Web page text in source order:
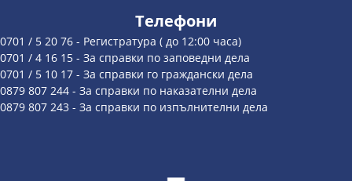
Телефони
0701 / 5 20 76 - Регистратура ( до 12:00 часа)
0701 / 4 16 15 - За справки по заповедни дела
0701 / 5 10 17 - За справки го граждански дела
0879 807 244 - За справки по наказателни дела
0879 807 243 - За справки по изпълнителни дела